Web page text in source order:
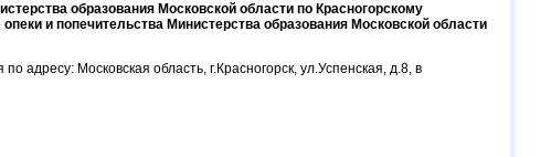
образования Московской области по Красногорскому
и попечительства Министерства образования Московской области
адресу: Московская область, г.Красногорск, ул.Успенская, д.8, в